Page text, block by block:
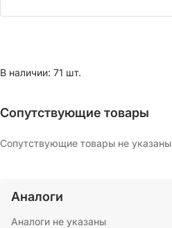
В наличии: 71 шт.
Сопутствующие товары
Сопутствующие товары не указаны
Аналоги
Аналоги не указаны